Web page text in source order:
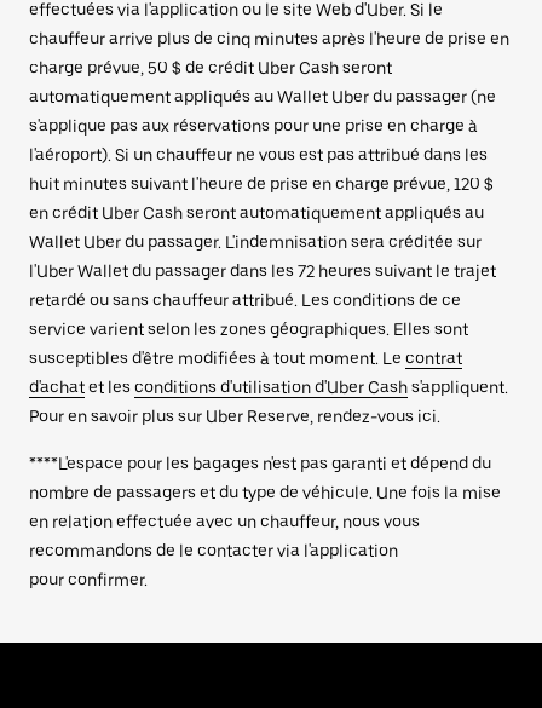
effectuées via l'application ou le site Web d'Uber. Si le
chauffeur arrive plus de cinq minutes après l'heure de prise en
charge prévue, 50 $ de crédit Uber Cash seront
automatiquement appliqués au Wallet Uber du passager (ne
s'applique pas aux réservations pour une prise en charge à
l'aéroport). Si un chauffeur ne vous est pas attribué dans les
huit minutes suivant l'heure de prise en charge prévue, 120 $
en crédit Uber Cash seront automatiquement appliqués au
Wallet Uber du passager. L'indemnisation sera créditée sur
l'Uber Wallet du passager dans les 72 heures suivant le trajet
retardé ou sans chauffeur attribué. Les conditions de ce
service varient selon les zones géographiques. Elles sont
susceptibles d'être modifiées à tout moment. Le contrat
d'achatet les conditions d'utilisation d'Uber Cashs'appliquent.
Pour en savoir plus sur Uber Reserve, rendez-vous ici.
****L'espace pour les bagages n'est pas garanti et dépend du
nombre de passagers et du type de véhicule. Une fois la mise
en relation effectuée avec un chauffeur, nous vous
recommandons de le contacter via l'application
pour confirmer.